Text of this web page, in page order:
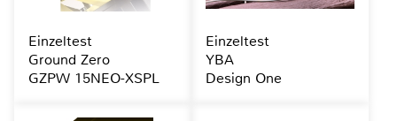
Einzeltest
Ground Zero
GZPW 15NEO-XSPL
Einzeltest
YBA
Design One